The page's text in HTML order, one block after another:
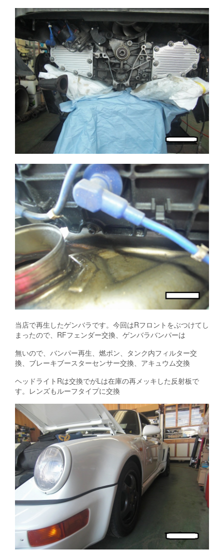
当店で再生したゲンバラです。今回はRフロントをぶつけてし
まったので、RFフェンダー交換、ゲンバラバンパーは
無いので、バンパー再生、燃ポン、タンク内フィルター交
換、ブレーキブースターセンサー交換、アキュウム交換
ヘッドライトRは交換でがLは在庫の再メッキした反射板で
す。レンズもルーフタイプに交換